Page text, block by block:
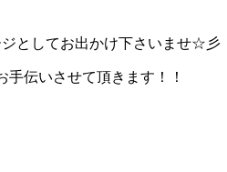
としてお出かけ下さいませ☆彡
伝いさせて頂きます！！